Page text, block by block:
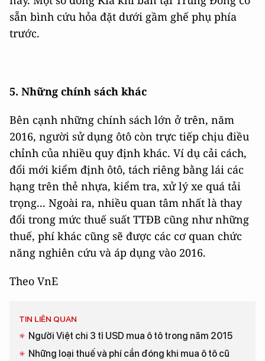
sẵn bình cứu hỏa đặt dưới gầm ghế phụ phía
trước.
5. Những chính sách khác
Bên cạnh những chính sách lớn ở trên, năm
2016, người sử dụng ôtô còn trực tiếp chịu điều
chỉnh của nhiều quy định khác. Ví dụ cải cách,
đổi mới kiểm định ôtô, tách riêng bằng lái các
hạng trên thẻ nhựa, kiểm tra, xử lý xe quá tải
trọng... Ngoài ra, nhiều quan tâm nhất là thay
đổi trong mức thuế suất TTĐB cũng như những
thuế, phí khác cũng sẽ được các cơ quan chức
năng nghiên cứu và áp dụng vào 2016.
Theo VnE
TIN LIÊN QUAN
Người Việt chi 3 tỉ USD mua ô tô trong năm 2015
Những loại thuế và phí cần đóng khi mua ô tô cũ